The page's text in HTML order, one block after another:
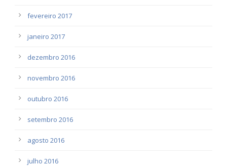
fevereiro 2017
janeiro 2017
dezembro 2016
novembro 2016
outubro 2016
setembro 2016
agosto 2016
julho 2016